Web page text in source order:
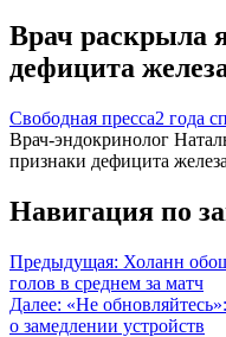
Врач раскрыла
дефицита
Свободная пресса2 года
Врач-эндокринолог
признаки дефицита
Навигация по
Предыдущая: Холанн
голов в среднем за матч
Далее: «Не
о замедлении устройств